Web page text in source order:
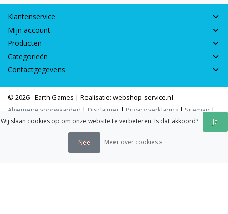
Klantenservice
Mijn account
Producten
Categorieën
Contactgegevens
© 2026 - Earth Games | Realisatie: webshop-service.nl
Algemene voorwaarden | Disclaimer | Privacy verklaring | Sitemap|
RSS Feed
Wij slaan cookies op om onze website te verbeteren. Is dat akkoord? Ja
Nee Meer over cookies »